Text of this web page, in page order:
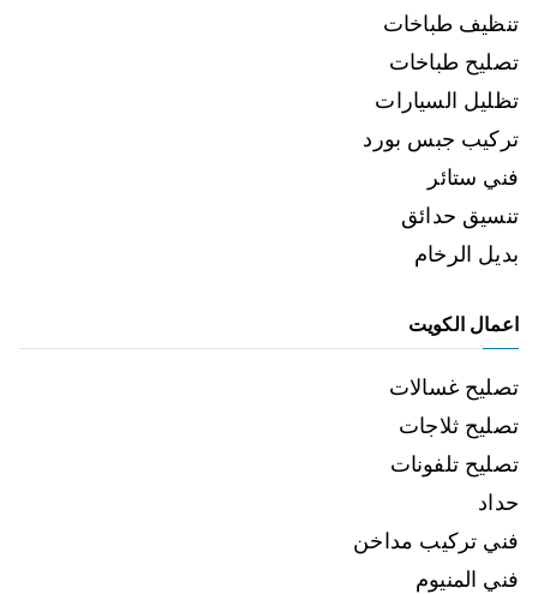
تنظيف طباخات
تصليح طباخات
تظليل السيارات
تركيب جبس بورد
فني ستائر
تنسيق حدائق
بديل الرخام
اعمال الكويت
تصليح غسالات
تصليح ثلاجات
تصليح تلفونات
حداد
فني تركيب مداخن
فني المنيوم